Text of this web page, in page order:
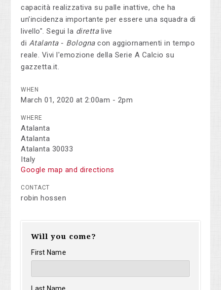
capacità realizzativa su palle inattive, che ha
un’incidenza importante per essere una squadra di
livello".Segui la direttalive
di Atalanta- Bolognacon aggiornamenti in tempo
reale. Vivi l'emozione della Serie A Calcio su
gazzetta.it.
WHEN
March 01, 2020 at 2:00am - 2pm
WHERE
Atalanta
Atalanta
Atalanta 30033
Italy
Google map and directions
CONTACT
robin hossen
Will you come?
First Name
Last Name